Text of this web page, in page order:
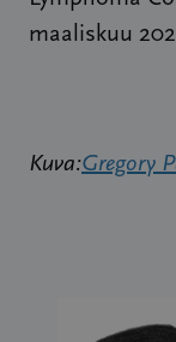
maaliskuu
Kuva:Gregory